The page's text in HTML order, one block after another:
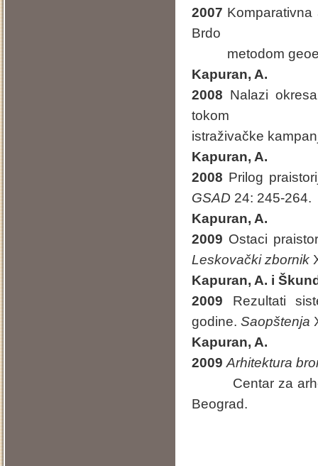
2007
Brdo
metodom
Kapuran, A.
2008 Nalazi
tokom
istraživačke
Kapuran, A.
2008 Prilog
GSAD 24: 245-264.
Kapuran, A.
2009 Ostaci
Leskovački zbornik
Kapuran, A. i
2009 Rezultati
godine. Saopštenja
Kapuran, A.
2009 Arhitektura
Centar za
Beograd.